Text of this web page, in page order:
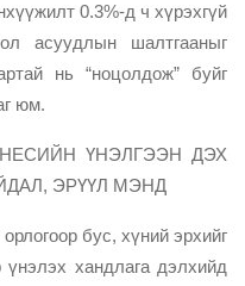
0.3%-д ч хүрэхгүй
асуудлын шалтгааныг
нь “ноцолдож” буйг
юм.
ҮНЭЛГЭЭН ДЭХ
ЭРҮҮЛ МЭНД
бус, хүний эрхийг
үнэлэх хандлага дэлхийд